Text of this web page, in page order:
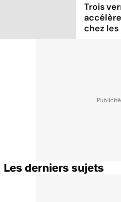
Trois
chez
Les derniers sujets